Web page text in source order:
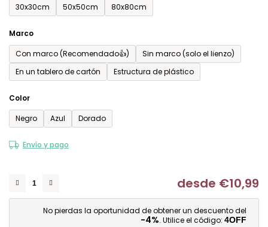
30x30cm
50x50cm 80x80cm
Marco
Con marco (Recomendado👍)
Sin marco (solo el lienzo)
En un tablero de cartón
Estructura de plástico
Color
Negro
Azul Dorado
Envío y pago
desde €10,99
No pierdas la oportunidad de obtener un descuento del
-4%. Utilice el código: 4OFF